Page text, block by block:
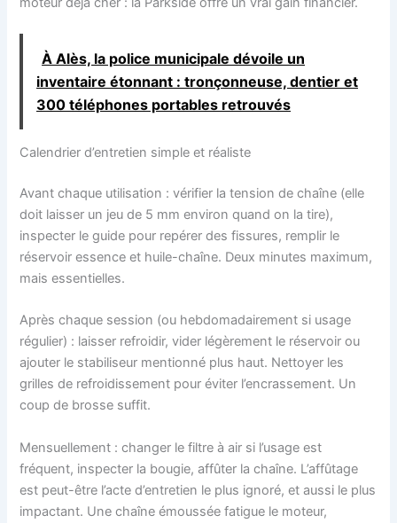
À Alès, la police municipale dévoile un
inventaire étonnant : tronçonneuse, dentier et
300 téléphones portables retrouvés
Calendrier d’entretien simple et réaliste
Avant chaque utilisation : vérifier la tension de chaîne (elle
doit laisser un jeu de 5 mm environ quand on la tire),
inspecter le guide pour repérer des fissures, remplir le
réservoir essence et huile-chaîne. Deux minutes maximum,
mais essentielles.
Après chaque session (ou hebdomadairement si usage
régulier) : laisser refroidir, vider légèrement le réservoir ou
ajouter le stabiliseur mentionné plus haut. Nettoyer les
grilles de refroidissement pour éviter l’encrassement. Un
coup de brosse suffit.
Mensuellement : changer le filtre à air si l’usage est
fréquent, inspecter la bougie, affûter la chaîne. L’affûtage
est peut-être l’acte d’entretien le plus ignoré, et aussi le plus
impactant. Une chaîne émoussée fatigue le moteur,